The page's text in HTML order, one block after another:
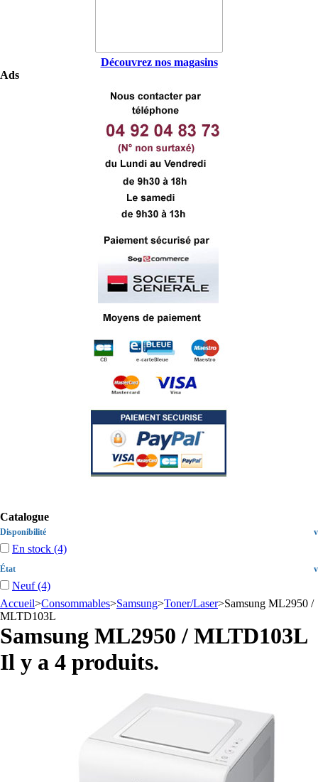
Découvrez nos magasins
Ads
Catalogue
Disponibilité v
En stock (4)
État v
Neuf(4)
Accueil>Consommables>Samsung>Toner/Laser>Samsung ML2950 /
MLTD103L
Samsung ML2950 / MLTD103L
Il y a 4 produits.